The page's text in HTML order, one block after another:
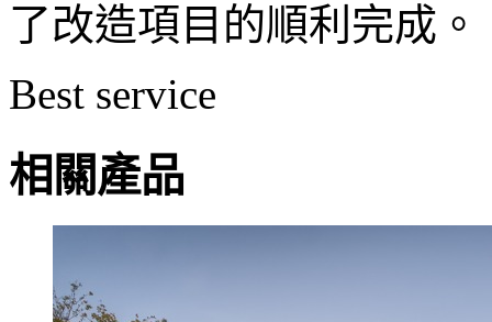
了改造項目的順利完成。
Best service
相關產品